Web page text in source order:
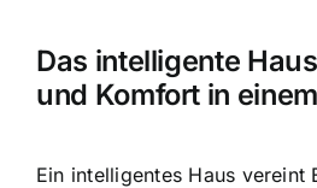
Das intelligente
und Komfort in einem
Ein intelligentes Haus vereint